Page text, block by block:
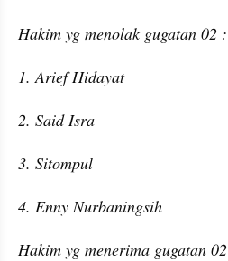
Hakim yg menolak gugatan 02 :
1. Arief Hidayat
2. Said Isra
3. Sitompul
4. Enny Nurbaningsih
Hakim yg menerima gugatan